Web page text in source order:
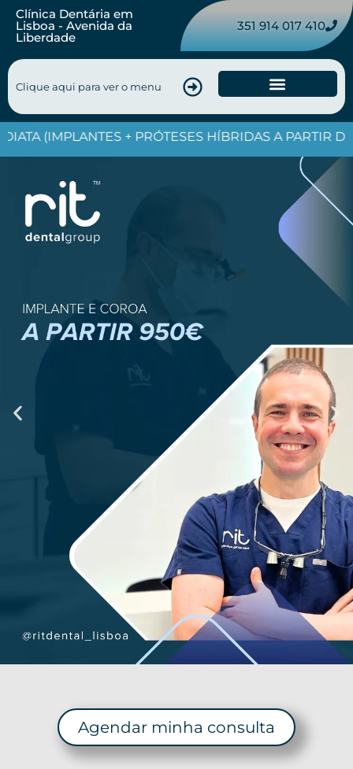
Clínica Dentária em
Lisboa - Avenida da
Liberdade
351 914 017 410
Clique aqui para ver o menu
+ PRÓTESES HÍBRIDAS A PARTIR DE
Agendar minha consulta